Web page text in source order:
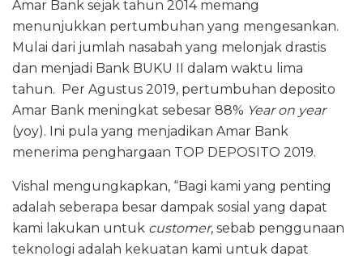
Amar Bank sejak tahun 2014 memang
menunjukkan pertumbuhan yang mengesankan.
Mulai dari jumlah nasabah yang melonjak drastis
dan menjadi Bank BUKU II dalam waktu lima
tahun. Per Agustus 2019, pertumbuhan deposito
Amar Bank meningkat sebesar 88% Year on year
(yoy). Ini pula yang menjadikan Amar Bank
menerima penghargaan TOP DEPOSITO 2019.
Vishal mengungkapkan, “Bagi kami yang penting
adalah seberapa besar dampak sosial yang dapat
kami lakukan untuk customer, sebab penggunaan
teknologi adalah kekuatan kami untuk dapat